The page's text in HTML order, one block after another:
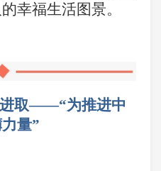
幸福生活图景。
取——“为推进中
量”